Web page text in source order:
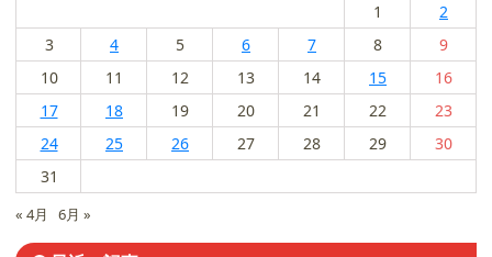
1
2
3
4 5 6 7 8
9
10
11 12 13 14 15
16
17
18 19 20 21 22
23
24
25 26 27 28 29
30
31
« 4月 6月 »